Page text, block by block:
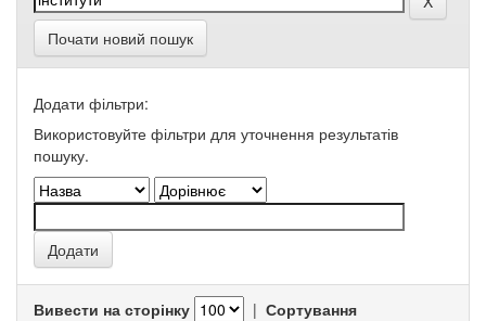
Почати новий пошук
Додати фільтри:
Використовуйте фільтри для уточнення результатів
пошуку.
Вивести на сторінку | Сортування